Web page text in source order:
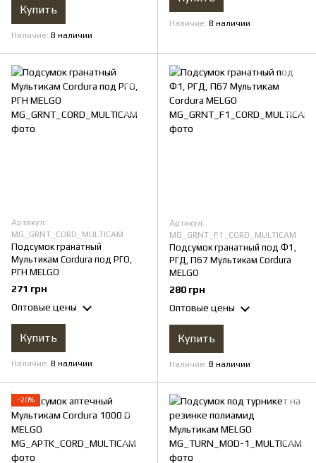
Купить
Наличие В наличии
Наличие В наличии
Артикул:
MG_GRNT_CORD_MULTICAM
Подсумок гранатный
Мультикам Cordura под РГО,
РГН MELGO
271 грн
Оптовые цены
Купить
Наличие В наличии
Артикул:
MG_GRNT_F1_CORD_MULTICAM
Подсумок гранатный под Ф1,
РГД, П67 Мультикам Cordura
MELGO
280 грн
Оптовые цены
Купить
Наличие В наличии
−20%